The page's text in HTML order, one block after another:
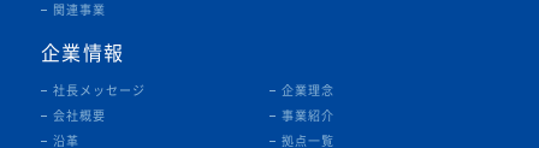
関連事業
企業情報
社長メッセージ 企業理念
会社概要 事業紹介
沿革 拠点一覧